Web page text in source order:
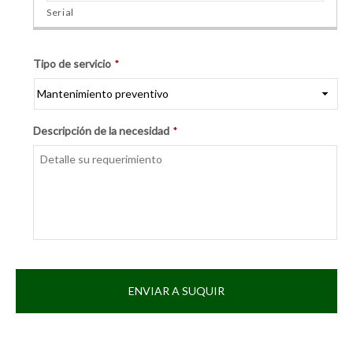
Tipo de servicio *
Descripción de la necesidad *